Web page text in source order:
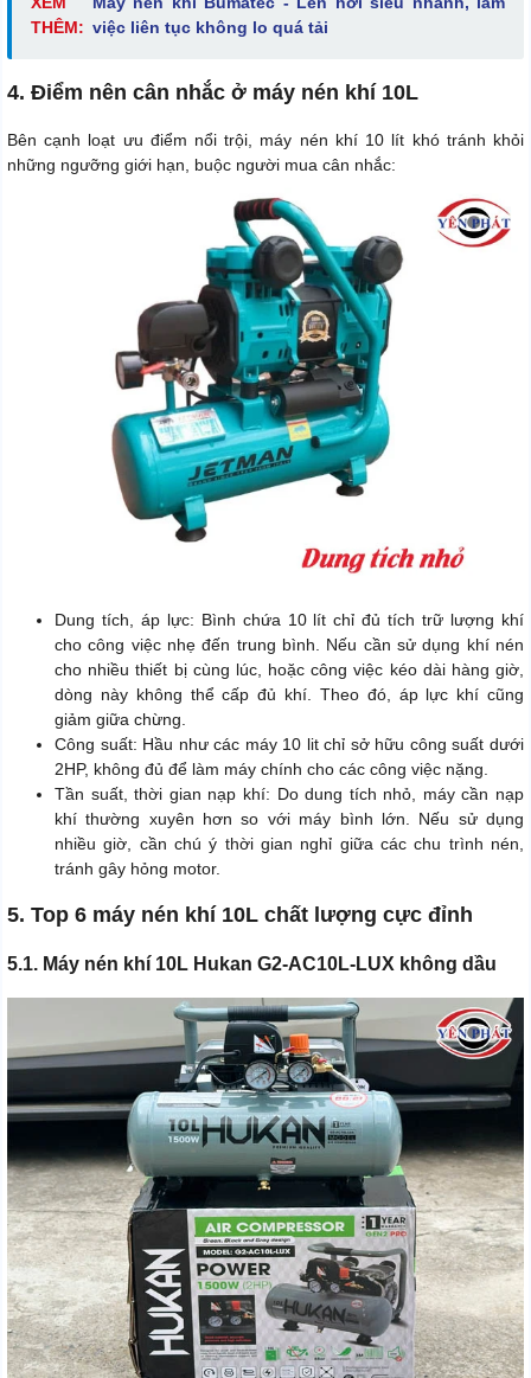
THÊM: việc liên tục không lo quá tải
4. Điểm nên cân nhắc ở máy nén khí 10L
Bên cạnh loạt ưu điểm nổi trội, máy nén khí 10 lít khó tránh khỏi
những ngưỡng giới hạn, buộc người mua cân nhắc:
Dung tích, áp lực: Bình chứa 10 lít chỉ đủ tích trữ lượng khí
cho công việc nhẹ đến trung bình. Nếu cần sử dụng khí nén
cho nhiều thiết bị cùng lúc, hoặc công việc kéo dài hàng giờ,
dòng này không thể cấp đủ khí. Theo đó, áp lực khí cũng
giảm giữa chừng.
Công suất: Hầu như các máy 10 lit chỉ sở hữu công suất dưới
2HP, không đủ để làm máy chính cho các công việc nặng.
Tần suất, thời gian nạp khí: Do dung tích nhỏ, máy cần nạp
khí thường xuyên hơn so với máy bình lớn. Nếu sử dụng
nhiều giờ, cần chú ý thời gian nghỉ giữa các chu trình nén,
tránh gây hỏng motor.
5. Top 6 máy nén khí 10L chất lượng cực đỉnh
5.1. Máy nén khí 10L Hukan G2-AC10L-LUX không dầu